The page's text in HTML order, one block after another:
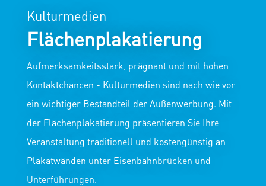
Kulturmedien
Flächenplakatierung
Aufmerksamkeitsstark, prägnant und mit hohen
Kontaktchancen - Kulturmedien sind nach wie vor
ein wichtiger Bestandteil der Außenwerbung. Mit
der Flächenplakatierung präsentieren Sie Ihre
Veranstaltung traditionell und kostengünstig an
Plakatwänden unter Eisenbahnbrücken und
Unterführungen.